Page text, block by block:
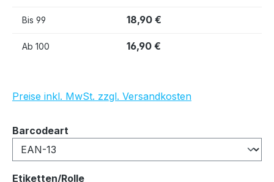
Bis 99 18,90 €
Ab 100 16,90 €
Preise inkl. MwSt. zzgl. Versandkosten
Barcodeart
Etiketten/Rolleauswählen